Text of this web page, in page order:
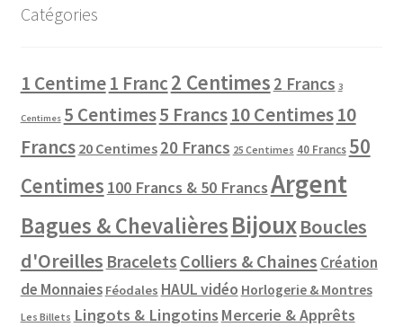
Catégories
1 Centime1 Franc2 Centimes 2 Francs 3
Centimes 5 Centimes5 Francs10 Centimes10
Francs 20 Centimes 20 Francs 25 Centimes 40 Francs 50
Centimes 100 Francs & 50 FrancsArgent
Bagues & ChevalièresBijouxBoucles
d'Oreilles Bracelets Colliers & Chaines Création
de Monnaies Féodales HAUL vidéo Horlogerie & Montres
Les Billets Lingots & Lingotins Mercerie & Apprêts